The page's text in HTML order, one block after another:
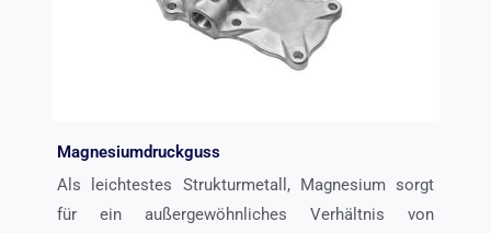
Magnesiumdruckguss
Als leichtestes Strukturmetall, Magnesium sorgt
für ein außergewöhnliches Verhältnis von